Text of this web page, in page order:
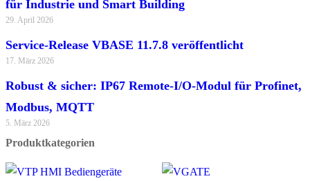
für Industrie und Smart Building
29. April 2026
Service-Release VBASE 11.7.8 veröffentlicht
17. März 2026
Robust & sicher: IP67 Remote-I/O-Modul für Profinet,
Modbus, MQTT
5. März 2026
Produktkategorien